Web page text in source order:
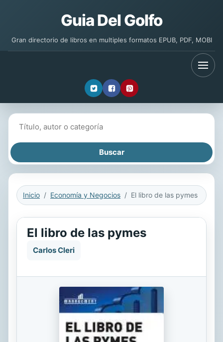
Guia Del Golfo
Gran directorio de libros en multiples formatos EPUB, PDF, MOBI
Inicio Economía y Negocios El libro de las pymes
El libro de las pymes
Carlos Cleri